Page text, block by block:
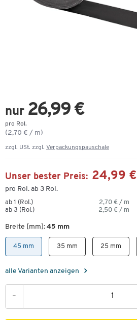
nur 26,99 €
pro Rol.
(2,70 € / m)
zzgl. USt. zzgl. Verpackungspauschale
Unser bester Preis: 24,99 €
pro Rol. ab 3 Rol.
ab 1 (Rol.) 2,70 € / m
ab 3 (Rol.)
2,50 € / m
Breite [mm]: 45 mm
45 mm 35 mm 25 mm
alle Varianten anzeigen
-